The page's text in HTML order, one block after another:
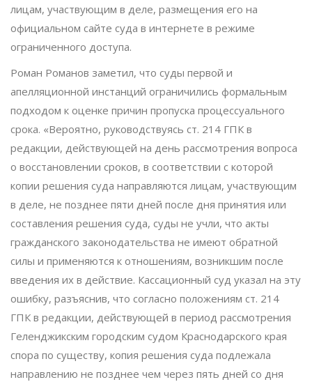
лицам, участвующим в деле, размещения его на
официальном сайте суда в интернете в режиме
ограниченного доступа.
Роман Романов заметил, что суды первой и
апелляционной инстанций ограничились формальным
подходом к оценке причин пропуска процессуального
срока. «Вероятно, руководствуясь ст. 214 ГПК в
редакции, действующей на день рассмотрения вопроса
о восстановлении сроков, в соответствии с которой
копии решения суда направляются лицам, участвующим
в деле, не позднее пяти дней после дня принятия или
составления решения суда, суды не учли, что акты
гражданского законодательства не имеют обратной
силы и применяются к отношениям, возникшим после
введения их в действие. Кассационный суд указал на эту
ошибку, разъяснив, что согласно положениям ст. 214
ГПК в редакции, действующей в период рассмотрения
Геленджикским городским судом Краснодарского края
спора по существу, копия решения суда подлежала
направлению не позднее чем через пять дней со дня